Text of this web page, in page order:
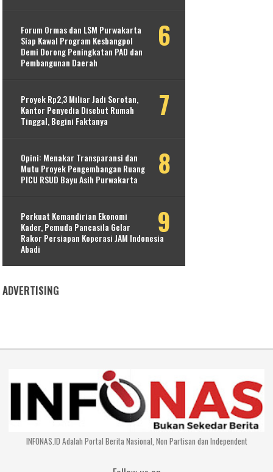
Forum Ormas dan LSM Purwakarta
Siap Kawal Program Kesbangpol
Demi Dorong Peningkatan PAD dan
Pembangunan Daerah
Proyek Rp2,3 Miliar Jadi Sorotan,
Kantor Penyedia Disebut Rumah
Tinggal, Begini Faktanya
Opini: Menakar Transparansi dan
Mutu Proyek Pengembangan Ruang
PICU RSUD Bayu Asih Purwakarta
Perkuat Kemandirian Ekonomi
Kader, Pemuda Pancasila Gelar
Rakor Persiapan Koperasi JAM Indonesia
Abadi
ADVERTISING
INFONAS.ID Adalah Portal Berita Nasional, Non Partisan dan Independent